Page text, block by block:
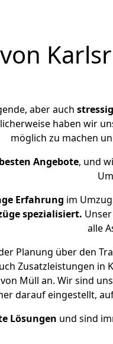
aber auch
haben wir
möglich zu machen
Angebote, und
Erfahrung im
spezialisiert.
alle
Planung über den
Zusatzleistungen in
Müll an. Wir sind
darauf eingestellt,
Lösungen und sind